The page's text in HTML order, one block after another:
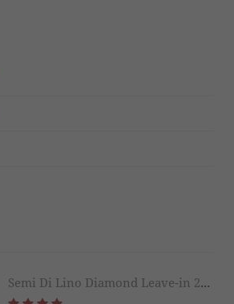
Semi Di Lino Diamond Leave-in 200ml